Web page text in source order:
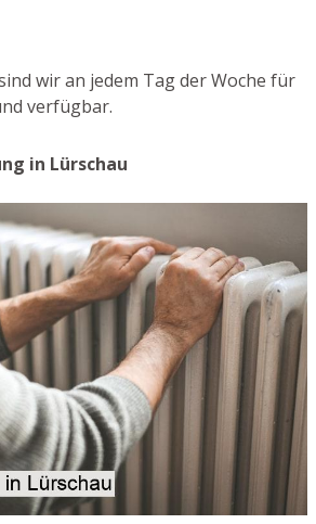
wir an jedem Tag der Woche für
verfügbar.
in Lürschau